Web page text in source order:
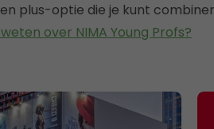
plus-optie die je kunt
over NIMA Young Profs?